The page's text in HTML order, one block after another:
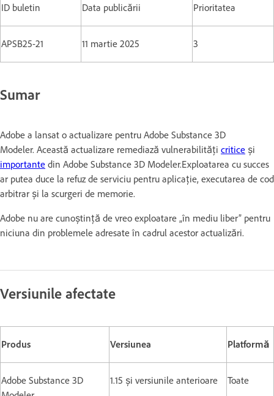
ID buletin Data publicării Prioritatea
APSB25-21 11 martie 2025 3
Sumar
Adobe a lansat o actualizare pentru Adobe Substance 3D
Modeler. Această actualizare remediază vulnerabilități critice și
importante din Adobe Substance 3D Modeler.Exploatarea cu succes
ar putea duce la refuz de serviciu pentru aplicație, executarea de cod
arbitrar și la scurgeri de memorie.
Adobe nu are cunoștință de vreo exploatare „în mediu liber” pentru
niciuna din problemele adresate în cadrul acestor actualizări.
Versiunile afectate
Produs Versiunea Platformă
Adobe Substance 3D
1.15 și versiunile anterioare Toate